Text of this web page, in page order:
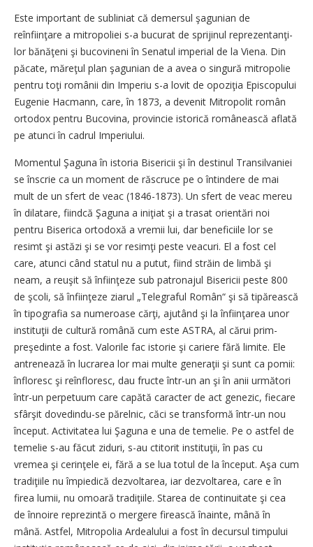
Este important de subliniat că demersul şagunian de
reînfiinţare a mitropoliei s-a bucurat de sprijinul repre­zen­tan­ţi­
lor bănăţeni şi bucovineni în Se­na­tul imperial de la Viena. Din
păcate, măreţul plan şagunian de a avea o singură mitropolie
pen­tru toţi românii din Imperiu s-a lovit de opoziţia Episcopului
Eugenie Hacmann, care, în 1873, a devenit Mitropolit ro­mân
ortodox pentru Bucovina, pr­o­vincie istorică românească aflată
pe atunci în cadrul Im­pe­riului.
Momentul Şaguna în istoria Bisericii şi în destinul Tran­sil­va­niei
se înscrie ca un moment de răscruce pe o întindere de mai
mult de un sfert de veac (1846-1873). Un sfert de veac mereu
în dilatare, fiindcă Şaguna a ini­ţiat şi a trasat orientări noi
pentru Biserica ortodoxă a vremii lui, dar beneficiile lor se
resimt şi astăzi şi se vor resimţi peste veacuri. El a fost cel
care, atunci când statul nu a putut, fiind străin de limbă şi
neam, a reuşit să în­fiin­ţeze sub patronajul Bisericii peste 800
de şcoli, să înfiinţeze ziarul „Telegraful Român“ şi să ti­părească
în tipografia sa numeroase cărţi, ajutând şi la în­fiinţarea unor
instituţii de cultu­ră română cum este ASTRA, al cărui prim-
preşedinte a fost. Valorile fac istorie şi cariere fără limite. Ele
antrenează în lucra­rea lor mai multe generaţii şi sunt ca pomii:
înfloresc şi reî­n­flo­resc, dau fructe într-un an şi în anii următori
într-un perpe­tuum care capătă caracter de act genezic, fiecare
sfârşit do­ve­dindu-se părelnic, căci se transformă într-un nou
început. Ac­ti­vi­tatea lui Şaguna e una de te­me­lie. Pe o astfel de
temelie s-au făcut ziduri, s-au ctitorit insti­tu­ţii, în pas cu
vremea şi cerinţele ei, fără a se lua totul de la început. Aşa cum
tradiţiile nu împiedică dezvoltarea, iar dezvoltarea, care e în
firea lumii, nu omoară tradiţiile. Starea de continuitate şi cea
de înnoire re­pre­zintă o mergere firească înainte, mână în
mână. Astfel, Mitro­po­lia Ardealului a fost în decursul tim­pului